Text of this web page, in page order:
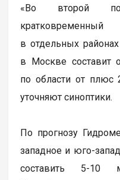
«Во второй
в отдельных
в Москве составит
по области от плюс
уточняют синоптики.
По прогнозу
западное и юго-
составить 5-10